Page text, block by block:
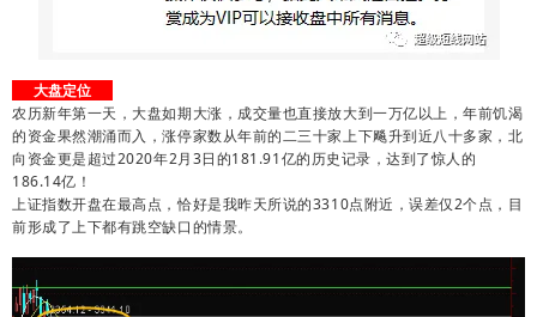
大盘定位
农历新年第一天，大盘如期大涨，成交量也直接放大到一万亿以上，年前饥渴
的资金果然潮涌而入，涨停家数从年前的二三十家上下飚升到近八十多家，北
向资金更是超过2020年2月3日的181.91亿的历史记录，达到了惊人的
186.14亿！
上证指数开盘在最高点，恰好是我昨天所说的3310点附近，误差仅2个点，目
前形成了上下都有跳空缺口的情景。